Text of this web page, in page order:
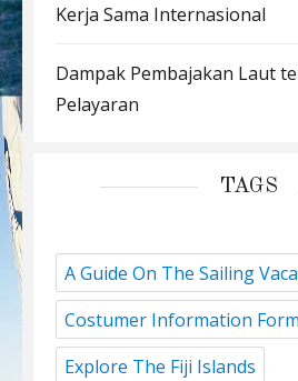
Kerja Sama Internasional
Dampak Pembajakan Laut
Pelayaran
TAGS
A Guide On The Sailing
Costumer Information Form
Explore The Fiji Islands